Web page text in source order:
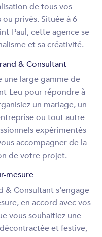
de tous vos
privés. Située à 6
Paul, cette agence se
et sa créativité.
& Consultant
une large gamme de
Leu pour répondre à
un mariage, un
ou tout autre
expérimentés
accompagner de la
de votre projet.
mesure
& Consultant s'engage
en accord avec vos
vous souhaitiez une
et festive,